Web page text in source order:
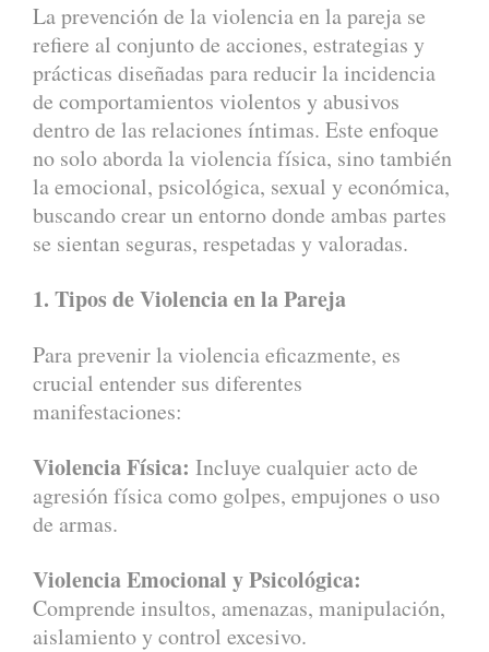
La prevención de la violencia en la pareja se
refiere al conjunto de acciones, estrategias y
prácticas diseñadas para reducir la incidencia
de comportamientos violentos y abusivos
dentro de las relaciones íntimas. Este enfoque
no solo aborda la violencia física, sino también
la emocional, psicológica, sexual y económica,
buscando crear un entorno donde ambas partes
se sientan seguras, respetadas y valoradas.
1. Tipos de Violencia en la Pareja
Para prevenir la violencia eficazmente, es
crucial entender sus diferentes
manifestaciones:
Violencia Física: Incluye cualquier acto de
agresión física como golpes, empujones o uso
de armas.
Violencia Emocional y Psicológica:
Comprende insultos, amenazas, manipulación,
aislamiento y control excesivo.